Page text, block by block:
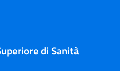
di Sanità